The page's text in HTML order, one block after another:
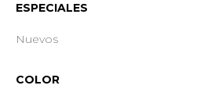
ESPECIALES
Nuevos
COLOR